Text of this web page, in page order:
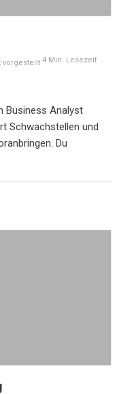
4 Min. Lesezeit
Business Analyst
Schwachstellen und
Du